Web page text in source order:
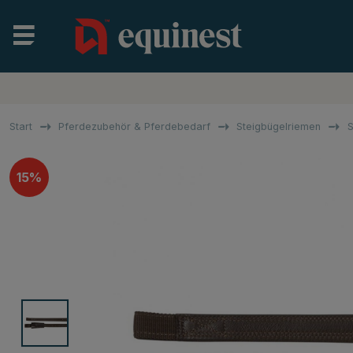
Start Pferdezubehör & Pferdebedarf Steigbügelriemen
15%